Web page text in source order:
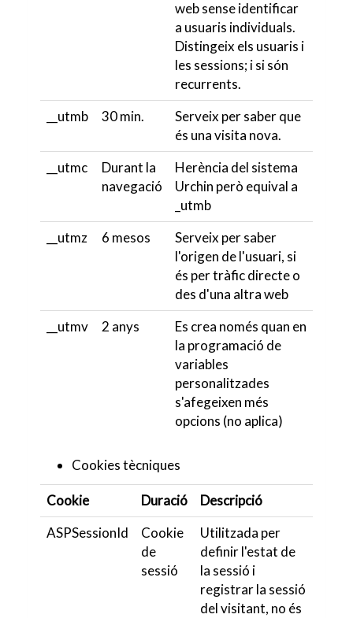
web sense identificar
a usuaris individuals.
Distingeix els usuaris i
les sessions; i si són
recurrents.
__utmb
30 min.
Serveix per saber que
és una visita nova.
__utmc
Durant la
navegació
Herència del sistema
Urchin però equival a
_utmb
__utmz
6 mesos
Serveix per saber
l'origen de l'usuari, si
és per tràfic directe o
des d'una altra web
__utmv
2 anys
Es crea només quan en
la programació de
variables
personalitzades
s'afegeixen més
opcions (no aplica)
Cookies tècniques
Cookie Duració
Descripció
ASPSessionId
Cookie
de
sessió
Utilitzada per
definir l'estat de
la sessió i
registrar la sessió
del visitant, no és